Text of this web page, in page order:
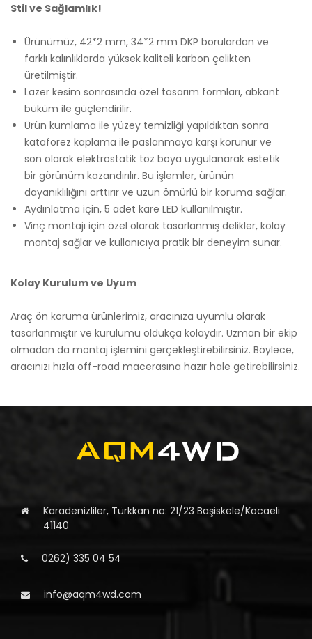
Stil ve Sağlamlık!
Ürünümüz, 42*2 mm, 34*2 mm DKP borulardan ve
farklı kalınlıklarda yüksek kaliteli karbon çelikten
üretilmiştir.
Lazer kesim sonrasında özel tasarım formları, abkant
büküm ile güçlendirilir.
Ürün kumlama ile yüzey temizliği yapıldıktan sonra
kataforez kaplama ile paslanmaya karşı korunur ve
son olarak elektrostatik toz boya uygulanarak estetik
bir görünüm kazandırılır. Bu işlemler, ürünün
dayanıklılığını arttırır ve uzun ömürlü bir koruma sağlar.
Aydınlatma için, 5 adet kare LED kullanılmıştır.
Vinç montajı için özel olarak tasarlanmış delikler, kolay
montaj sağlar ve kullanıcıya pratik bir deneyim sunar.
Kolay Kurulum ve Uyum
Araç ön koruma ürünlerimiz, aracınıza uyumlu olarak
tasarlanmıştır ve kurulumu oldukça kolaydır. Uzman bir ekip
olmadan da montaj işlemini gerçekleştirebilirsiniz. Böylece,
aracınızı hızla off-road macerasına hazır hale getirebilirsiniz.
Karadenizliler, Türkkan no: 21/23 Başiskele/Kocaeli
41140
0262) 335 04 54
info@aqm4wd.com